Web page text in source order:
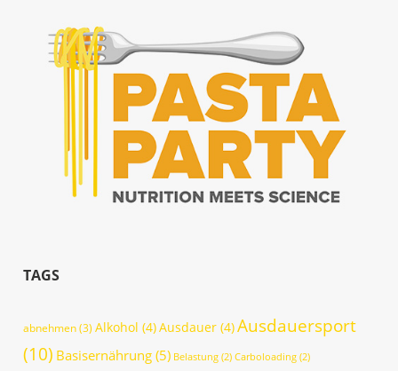
TAGS
abnehmen(3) Alkohol (4)Ausdauer (4)Ausdauersport
(10) Basisernährung (5) Belastung (2) Carboloading (2)